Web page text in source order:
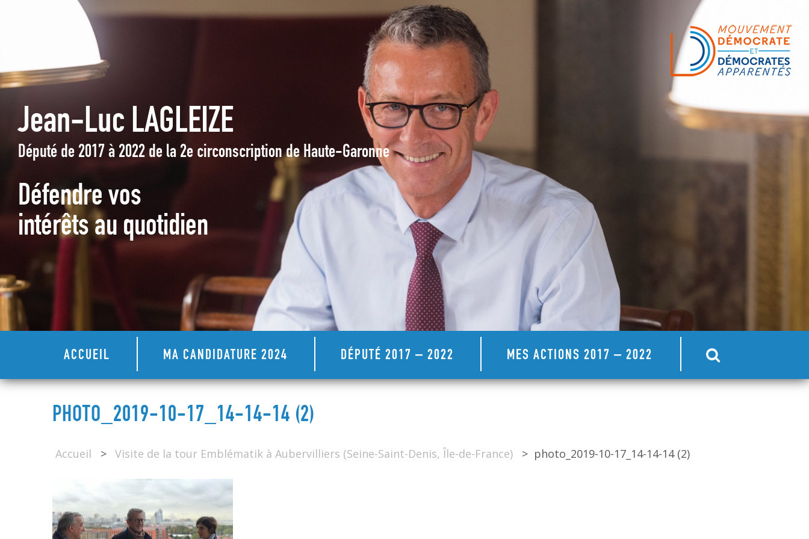
Jean-Luc LAGLEIZE
Député de 2017 à 2022 de la 2e circonscription de Haute-Garonne
Défendre vos
intérêts au quotidien
ACCUEIL MA CANDIDATURE 2024 DÉPUTÉ 2017 – 2022 MES ACTIONS 2017 – 2022
PHOTO_2019-10-17_14-14-14 (2)
Accueil > Visite de la tour Emblématik à Aubervilliers (Seine-Saint-Denis, Île-de-France) > photo_2019-10-17_14-14-14 (2)